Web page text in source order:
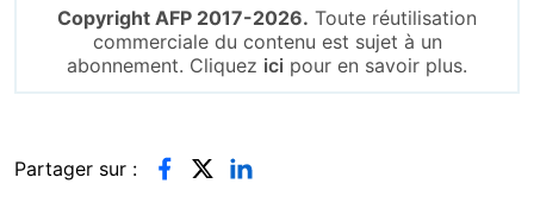
Copyright AFP 2017-2026. Toute réutilisation
commerciale du contenu est sujet à un
abonnement. Cliquez ici pour en savoir plus.
Partager sur :